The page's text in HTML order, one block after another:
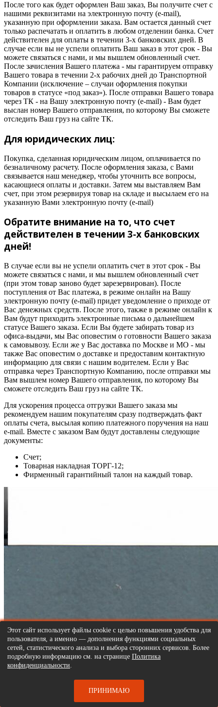
После того как будет оформлен Ваш заказ, Вы получите счет с
нашими реквизитами на электронную почту (e-mail),
указанную при оформлении заказа. Вам остается данный счет
только распечатать и оплатить в любом отделении банка. Счет
действителен для оплаты в течении 3-х банковских дней. В
случае если вы не успели оплатить Ваш заказ в этот срок - Вы
можете связаться с нами, и мы вышлем обновленный счет.
После зачисления Вашего платежа - мы гарантируем отправку
Вашего товара в течении 2-х рабочих дней до Транспортной
Компании (исключение – случаи оформления покупки
товаров в статусе «под заказ»). После отправки Вашего товара
через ТК - на Вашу электронную почту (e-mail) - Вам будет
выслан номер Вашего отправления, по которому Вы сможете
отследить Ваш груз на сайте ТК.
Для юридических лиц:
Покупка, сделанная юридическим лицом, оплачивается по
безналичному расчету. После оформления заказа, с Вами
связывается наш менеджер, чтобы уточнить все вопросы,
касающиеся оплаты и доставки. Затем мы выставляем Вам
счет, при этом резервируя товар на складе и высылаем его на
указанную Вами электронную почту (e-mail)
Обратите внимание на то, что счет
действителен в течении 3-х банковских
дней!
В случае если вы не успели оплатить счет в этот срок - Вы
можете связаться с нами, и мы вышлем обновленный счет
(при этом товар заново будет зарезервирован). После
поступления от Вас платежа, в режиме онлайн на Вашу
электронную почту (e-mail) придет уведомление о приходе от
Вас денежных средств. После этого, также в режиме онлайн к
Вам будут приходить электронные письма о дальнейшем
статусе Вашего заказа. Если Вы будете забирать товар из
офиса-выдачи, мы Вас оповестим о готовности Вашего заказа
к самовывозу. Если же у Вас доставка по Москве и МО - мы
также Вас оповестим о доставке и предоставим контактную
информацию для связи с нашим водителем. Если у Вас
отправка через Транспортную Компанию, после отправки мы
Вам вышлем номер Вашего отправления, по которому Вы
сможете отследить Ваш груз на сайте ТК.
Для ускорения процесса отгрузки Вашего заказа мы
рекомендуем нашим покупателям сразу подтверждать факт
оплаты счета, высылая копию платежного поручения на наш
e-mail. Вместе с заказом Вам будут доставлены следующие
документы:
Счет;
Товарная накладная ТОРГ-12;
Фирменный гарантийный талон на каждый товар.
Этот сайт использует файлы cookie с целью повышения удобства для
пользователя, а именно — дополнения функциями социальных
сетей, статистического анализа и выбора сторонних сервисов. Более
подробную информацию см. на странице Политика
конфиденциальности.
ПРИНИМАЮ